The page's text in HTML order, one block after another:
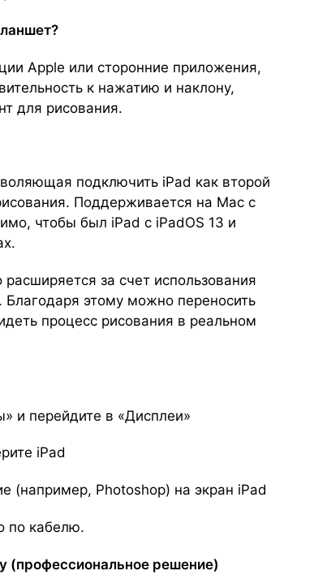
Apple или сторонние приложения,
к нажатию и наклону,
для рисования.
подключить iPad как второй
Поддерживается на Mac с
чтобы был iPad с iPadOS 13 и
за счет использования
Благодаря этому можно переносить
процесс рисования в реальном
и перейдите в «Дисплеи»
iPad
(например, Photoshop) на экран iPad
по кабелю.
(профессиональное решение)